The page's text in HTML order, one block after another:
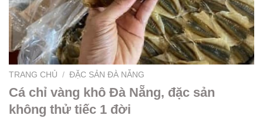
TRANG CHỦ / ĐẶC SẢN ĐÀ NẴNG
Cá chỉ vàng khô Đà Nẵng, đặc sản
không thử tiếc 1 đời